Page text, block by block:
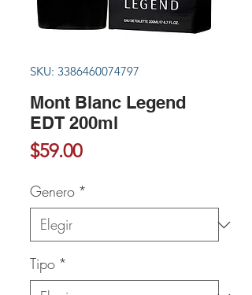
SKU: 3386460074797
Mont Blanc Legend
EDT 200ml
$59.00Precio
Genero *
Tipo *